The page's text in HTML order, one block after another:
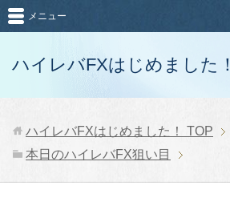
ハイレバFXはじめました！
メニュー
ハイレバFXはじめました！ TOP
本日のハイレバFX狙い目